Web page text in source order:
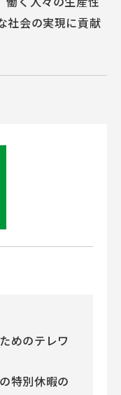
社会の実現に貢献
めのテレワ
特別休暇の